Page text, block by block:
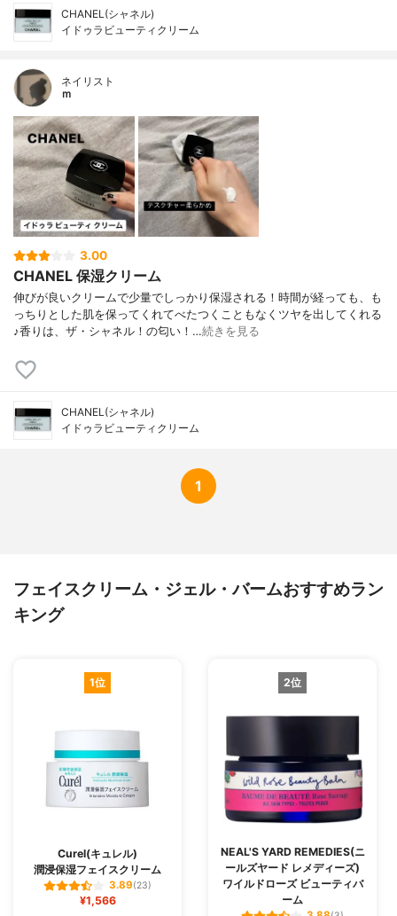
CHANEL(シャネル)
イドゥラビューティクリーム
ネイリスト
ｍ
3.00
CHANEL 保湿クリーム
伸びが良いクリームで少量でしっかり保湿される！時間が経っても、も
っちりとした肌を保ってくれてべたつくこともなくツヤを出してくれる
♪香りは、ザ・シャネル！の匂い！…続きを見る
CHANEL(シャネル)
イドゥラビューティクリーム
1
フェイスクリーム・ジェル・バームおすすめラン
キング
1位
Curel(キュレル)
潤浸保湿フェイスクリーム
3.89(23)
¥1,566
2位
NEAL'S YARD REMEDIES(ニ
ールズヤード レメディーズ)
ワイルドローズ ビューティバ
ーム